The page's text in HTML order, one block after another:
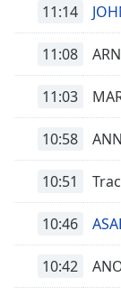
11:14
11:08
11:03
10:58
10:51
10:46
10:42